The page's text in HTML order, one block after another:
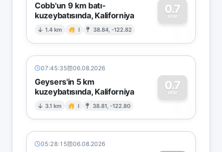
Cobb'un 9 km batı-
kuzeybatısında, Kaliforniya
1.4 km I 38.84, -122.82
0.7
MW
0
07:45:35 06.08.2026
Geysers'in 5 km
kuzeybatısında, Kaliforniya
3.1 km I 38.81, -122.80
0.7
MW
0
05:28:15 06.08.2026